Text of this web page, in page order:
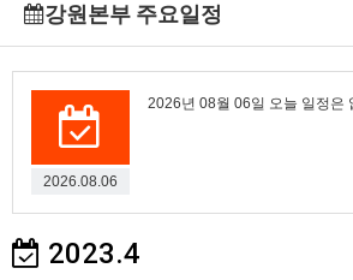
강원본부 주요일정
2026.08.06
2026년 08월 06일 오늘 일정은
2023.4